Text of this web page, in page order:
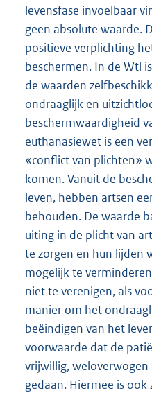
levensfase invoelbaar
geen absolute waarde.
positieve verplichting
beschermen. In de Wtl
de waarden
ondraaglijk en
beschermwaardigheid
euthanasiewet is een
«conflict van plichten»
komen. Vanuit de
leven, hebben artsen
behouden. De waarde
uiting in de plicht van
te zorgen en hun lijden
mogelijk te
niet te verenigen, als
manier om het
beëindigen van het
voorwaarde dat de
vrijwillig,
gedaan. Hiermee is